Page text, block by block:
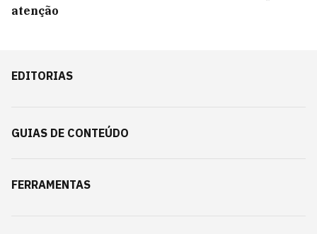
atenção
EDITORIAS
GUIAS DE CONTEÚDO
FERRAMENTAS